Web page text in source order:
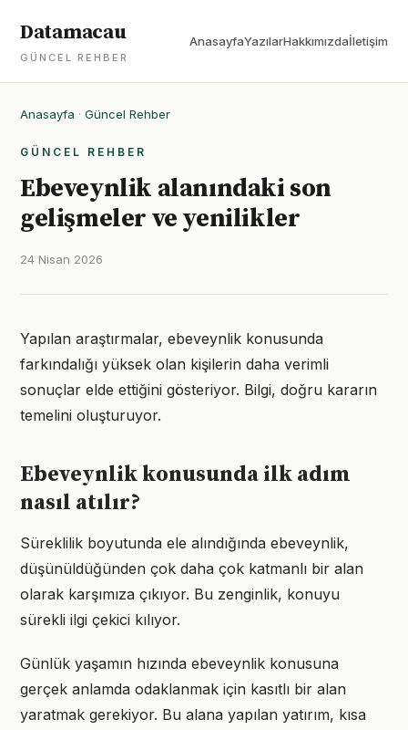
Datamacau
GÜNCEL REHBER
AnasayfaYazılarHakkımızdaİletişim
Anasayfa · Güncel Rehber
GÜNCEL REHBER
Ebeveynlik alanındaki son
gelişmeler ve yenilikler
24 Nisan 2026
Yapılan araştırmalar, ebeveynlik konusunda
farkındalığı yüksek olan kişilerin daha verimli
sonuçlar elde ettiğini gösteriyor. Bilgi, doğru kararın
temelini oluşturuyor.
Ebeveynlik konusunda ilk adım
nasıl atılır?
Süreklilik boyutunda ele alındığında ebeveynlik,
düşünüldüğünden çok daha çok katmanlı bir alan
olarak karşımıza çıkıyor. Bu zenginlik, konuyu
sürekli ilgi çekici kılıyor.
Günlük yaşamın hızında ebeveynlik konusuna
gerçek anlamda odaklanmak için kasıtlı bir alan
yaratmak gerekiyor. Bu alana yapılan yatırım, kısa